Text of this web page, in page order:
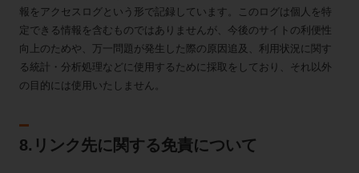
報をアクセスログという形で記録しています。このログは個人を特
定できる情報を含むものではありませんが、今後のサイトの利便性
向上のためや、万一問題が発生した際の原因追及、利用状況に関す
る統計・分析処理などに使用するために採取をしており、それ以外
の目的には使用いたしません。
8.リンク先に関する免責について